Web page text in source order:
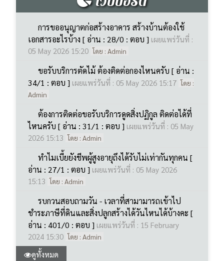
05 May 2026 15:20 โดย : Admin
ขอรับบริการตัดไม้ ต้องติดต่อกองไหนครับ [ อ่าน :
34/1 : ตอบ ]เผยแพร่วันที่ : 05 May 2026 15:17 โดย :
Admin
ต้องการติดต่อขอรับบริการดูดสิ่งปฏิกูล ติดต่อได้ที่
ไหนครับ [ อ่าน : 31/1 : ตอบ ] เผยแพร่วันที่ : 05 May
2026 15:13
ทำไมเบี้ยยังชีพผู้สูงอายุถึงได้รับไม่เท่ากันทุกคน [
อ่าน : 27/1 : ตอบ ] เผยแพร่วันที่ : 05 May 2026
15:13
โดย : Admin
รบกวนสอบถามวัน - เวลาที่สามามารถเข้าไป
ชำระภาษีที่ดินและสิ่งปลูกสร้างได้วันไหนได้บ้างคะ [
อ่าน : 401/0 : ตอบ ]
ดูทั้งหมด
ข้อมูลพื้นฐาน